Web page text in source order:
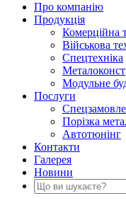
Про компанію
Продукція
Комерційна
Військова
Спецтехніка
Модульне
Послуги
Порізка
Автотюнінг
Контакти
Галерея
Новини